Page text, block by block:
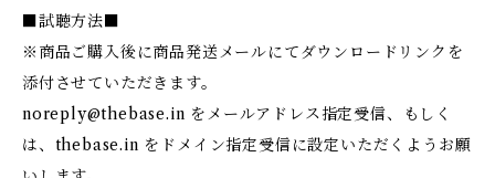
■試聴方法■
※商品ご購入後に商品発送メールにてダウンロードリンクを
添付させていただきます。
noreply@thebase.in をメールアドレス指定受信、もしく
は、thebase.in をドメイン指定受信に設定いただくようお願